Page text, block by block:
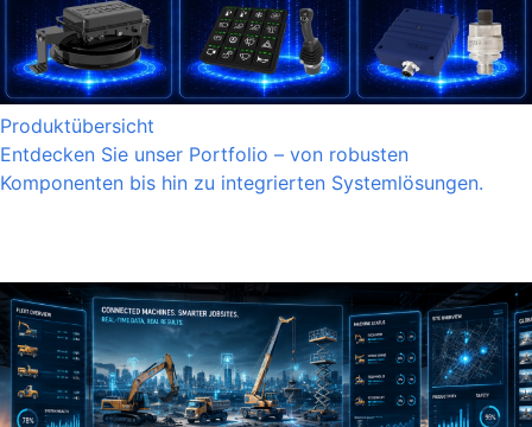
Produktübersicht
Entdecken Sie unser Portfolio – von robusten
Komponenten bis hin zu integrierten Systemlösungen.